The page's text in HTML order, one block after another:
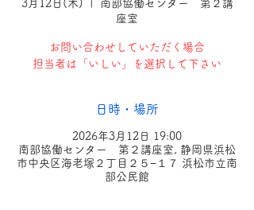
3月12日(木)
南部協働センター 第２講
座室
お問い合わせしていただく場合
担当者は「いしい」を選択して下さい
日時・場所
2026年3月12日 19:00
南部協働センター 第２講座室, 静岡県浜松
市中央区海老塚２丁目２５−１７ 浜松市立南
部公民館